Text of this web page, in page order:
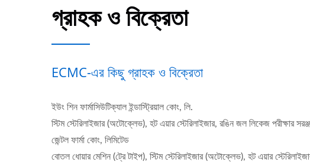
গ্রাহক ও বিক্রেতা
ECMC-এর কিছু গ্রাহক ও বিক্রেতা
ইউং শিন ফার্মাসিউটিক্যাল ইন্ডাস্ট্রিয়াল কোং, লি.
স্টিম স্টেরিলাইজার (অটোক্লেভ), হট এয়ার স্টেরিলাইজার, রঙিন জল লিকেজ পরীক্ষার
জেন্টল ফার্মা কোং, লিমিটেড
বোতল ধোয়ার মেশিন (ট্রে টাইপ), স্টিম স্টেরিলাইজার (অটোক্লেভ), হট এয়ার